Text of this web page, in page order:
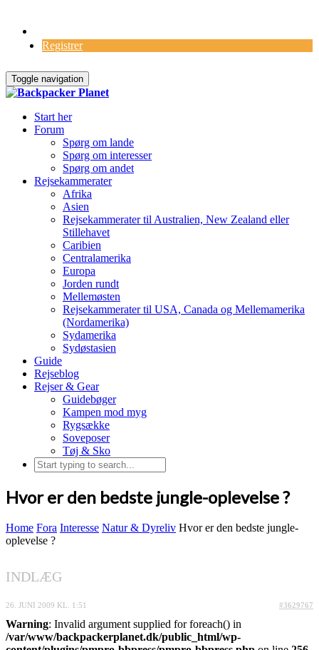
Registrer
Toggle navigation
Start her
Forum
Spørg om lande
Spørg om interesser
Spørg om andet
Rejsekammerater
Afrika
Asien
Rejsekammerater til Australien, New Zealand eller
Stillehavet
Caribien
Centralamerika
Europa
Jorden rundt
Mellemøsten
Rejsekammerater til USA, Canada og Mellemamerika
(Nordamerika)
Sydamerika
Sydøstasien
Guide
Rejseblog
Rejser & Gear
Guidebøger
Kampen mod myg
Rygsække
Soveposer
Tøj & Sko
Hvor er den bedste jungle-oplevelse ?
Home Fora Interesse Natur & Dyreliv Hvor er den bedste jungle-
oplevelse ?
INDLÆG
26. JUNI 2009 KL. 1:51 #3629767
Warning: Invalid argument supplied for foreach() in
/var/www/backpackerplanet.dk/public_html/wp-